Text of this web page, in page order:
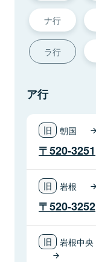
ナ行
ラ行
ア行
朝国
520-3251
岩根
520-3252
岩根中央